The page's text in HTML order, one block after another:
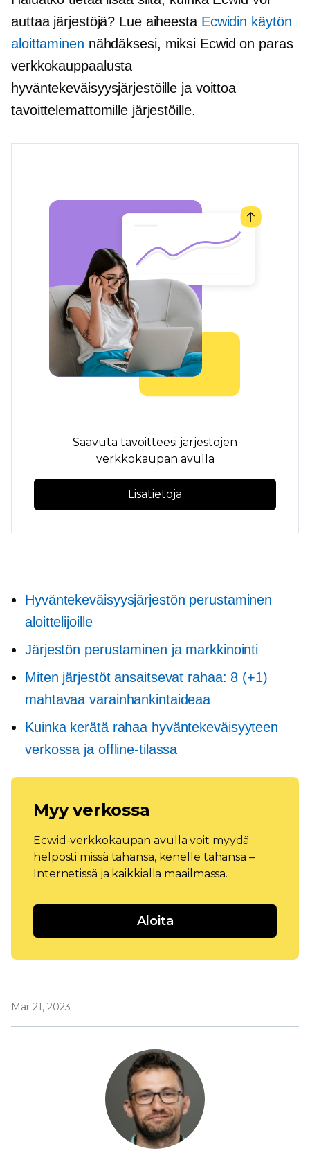
auttaa järjestöjä? Lue aiheesta Ecwidin käytön
aloittaminen nähdäksesi, miksi Ecwid on paras
verkkokauppaalusta
hyväntekeväisyysjärjestöille ja voittoa
tavoittelemattomille järjestöille.
Saavuta tavoitteesi järjestöjen
verkkokaupan avulla
Lisätietoja
Hyväntekeväisyysjärjestön perustaminen
aloittelijoille
Järjestön perustaminen ja markkinointi
Miten järjestöt ansaitsevat rahaa: 8 (+1)
mahtavaa varainhankintaideaa
Kuinka kerätä rahaa hyväntekeväisyyteen
verkossa ja offline-tilassa
Myy verkossa
Ecwid-verkkokaupan avulla voit myydä
helposti missä tahansa, kenelle tahansa –
Internetissä ja kaikkialla maailmassa.
Aloita
Mar 21, 2023